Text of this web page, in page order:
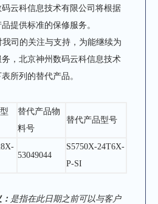
云科信息技术有限公司将根据
提供标准的保修服务。
司的关注与支持，为能继续为
，北京神州数码云科信息技术
所列的替代产品。
替代产品物
料号
替代产品型号
53049044
S5750X-24T6X-
P-SI
是指在此日期之前可以与客户